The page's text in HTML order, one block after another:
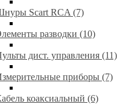
Scart RCA (7)
разводки (10)
дист. управления (11)
приборы (7)
коаксиальный (6)